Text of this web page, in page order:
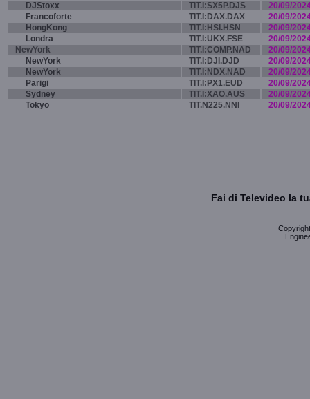
DJStoxx
TIT.I:SX5P.DJS
20/09/
Francoforte
TIT.I:DAX.DAX
20/09/
HongKong
TIT.I:HSI.HSN
20/09/
Londra
TIT.I:UKX.FSE
20/09/
NewYork
TIT.I:COMP.NAD
20/09/
NewYork
TIT.I:DJI.DJD
20/09/
NewYork
TIT.I:NDX.NAD
20/09/
Parigi
TIT.I:PX1.EUD
20/09/
Sydney
TIT.I:XAO.AUS
20/09/
Tokyo
TIT.N225.NNI 20/09/
Fai di Televideo la